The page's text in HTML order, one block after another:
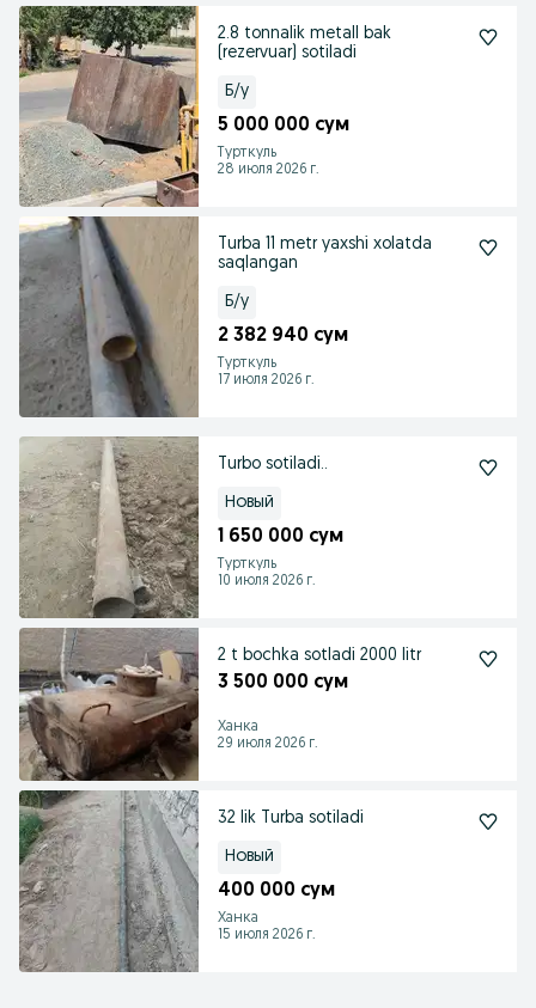
2.8 tonnalik metall bak
(rezervuar) sotiladi
Б/у
5 000 000 сум
Турткуль
28 июля 2026 г.
Turba 11 metr yaxshi xolatda
saqlangan
Б/у
2 382 940 сум
Турткуль
17 июля 2026 г.
Turbo sotiladi..
Новый
1 650 000 сум
Турткуль
10 июля 2026 г.
2 t bochka sotladi 2000 litr
3 500 000 сум
Ханка
29 июля 2026 г.
32 lik Turba sotiladi
Новый
400 000 сум
Ханка
15 июля 2026 г.